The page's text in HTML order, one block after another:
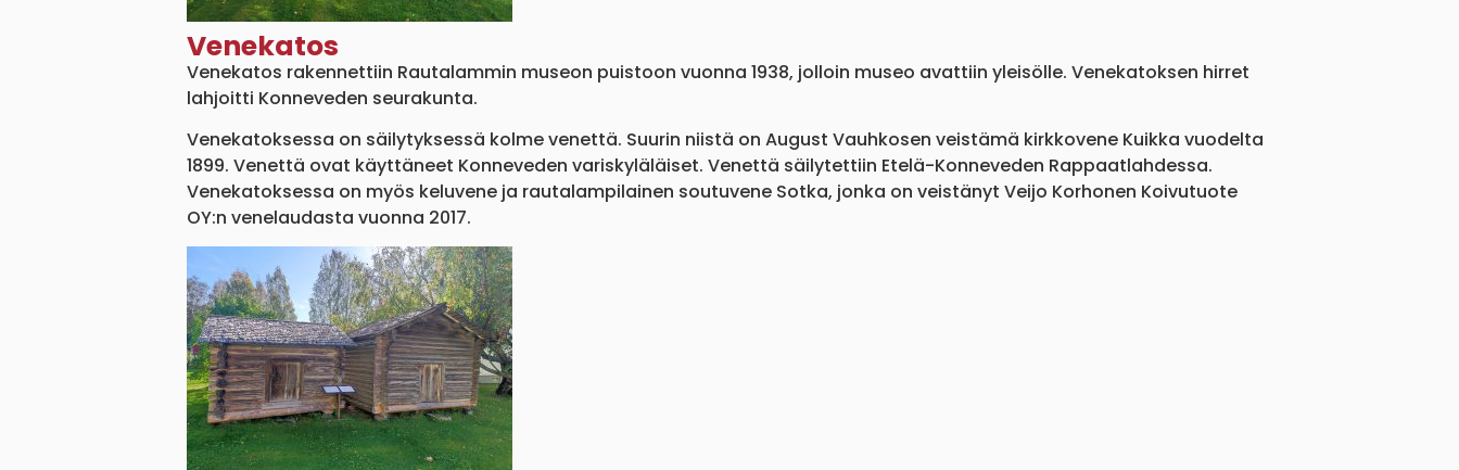
Venekatos
Venekatos rakennettiin Rautalammin museon puistoon vuonna 1938, jolloin museo avattiin yleisölle. Venekatoksen hirret
lahjoitti Konneveden seurakunta.
Venekatoksessa on säilytyksessä kolme venettä. Suurin niistä on August Vauhkosen veistämä kirkkovene Kuikka vuodelta
1899. Venettä ovat käyttäneet Konneveden variskyläläiset. Venettä säilytettiin Etelä-Konneveden Rappaatlahdessa.
Venekatoksessa on myös keluvene ja rautalampilainen soutuvene Sotka, jonka on veistänyt Veijo Korhonen Koivutuote
OY:n venelaudasta vuonna 2017.